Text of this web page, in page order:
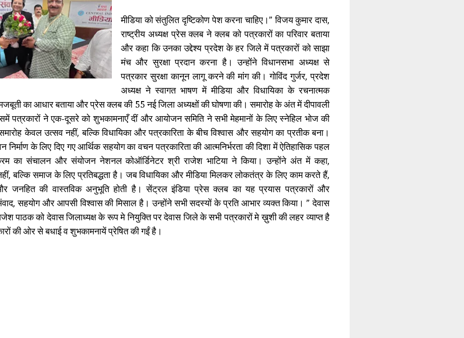
मीडिया को संतुलित दृष्टिकोण पेश करना चाहिए।” विजय कुमार दास,
राष्ट्रीय अध्यक्ष प्रेस क्लब ने क्लब को पत्रकारों का परिवार बताया
और कहा कि उनका उद्देश्य प्रदेश के हर जिले में पत्रकारों को साझा
मंच और सुरक्षा प्रदान करना है। उन्होंने विधानसभा अध्यक्ष से
पत्रकार सुरक्षा कानून लागू करने की मांग की। गोविंद गुर्जर, प्रदेश
अध्यक्ष ने स्वागत भाषण में मीडिया और विधायिका के रचनात्मक
का आधार बताया और प्रेस क्लब की 55 नई जिला अध्यक्षों की घोषणा की। समारोह के अंत में दीपावली
पत्रकारों ने एक-दूसरे को शुभकामनाएँ दीं और आयोजन समिति ने सभी मेहमानों के लिए स्नेहिल भोज की
केवल उत्सव नहीं, बल्कि विधायिका और पत्रकारिता के बीच विश्वास और सहयोग का प्रतीक बना।
निर्माण के लिए दिए गए आर्थिक सहयोग का वचन पत्रकारिता की आत्मनिर्भरता की दिशा में ऐतिहासिक पहल
का संचालन और संयोजन नेशनल कोऑर्डिनेटर श्री राजेश भाटिया ने किया। उन्होंने अंत में कहा,
बल्कि समाज के लिए प्रतिबद्धता है। जब विधायिका और मीडिया मिलकर लोकतंत्र के लिए काम करते हैं,
जनहित की वास्तविक अनुभूति होती है। सेंट्रल इंडिया प्रेस क्लब का यह प्रयास पत्रकारों और
सहयोग और आपसी विश्वास की मिसाल है। उन्होंने सभी सदस्यों के प्रति आभार व्यक्त किया। ” देवास
पाठक को देवास जिलाध्यक्ष के रूप मे नियुक्ति पर देवास जिले के सभी पत्रकारों मे ख़ुशी की लहर व्याप्त है
की ओर से बधाई व शुभकामनायें प्रेषित की गईं है।